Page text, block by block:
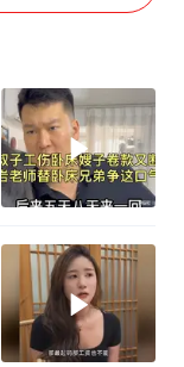
曝美拒绝乌增购“爱国者”导弹请求
女孩摆摊卖菌子时收到北大通知书
面”店
来